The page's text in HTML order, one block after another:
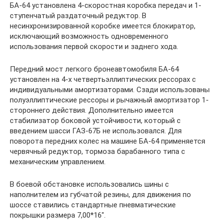
БА-64 установлена 4-скоростная коробка передач и 1-
ступенчатый раздаточный редуктор. В
несинхронизированной коробке имеется блокиратор,
исключающий возможность одновременного
использования первой скорости и заднего хода.
Передний мост легкого бронеавтомобиля БА-64
установлен на 4-х четвертьэллиптических рессорах с
индивидуальными амортизаторами. Сзади использованы
полуэллиптические рессоры и рычажный амортизатор 1-
стороннего действия. Дополнительно имеется
стабилизатор боковой устойчивости, который с
введением шасси ГАЗ-67Б не использовался. Для
поворота передних колес на машине БА-64 применяется
червячный редуктор, тормоза барабанного типа с
механическим управлением.
В боевой обстановке использовались шины с
наполнителем из губчатой резины, для движения по
шоссе ставились стандартные пневматические
покрышки размера 7,00*16″.